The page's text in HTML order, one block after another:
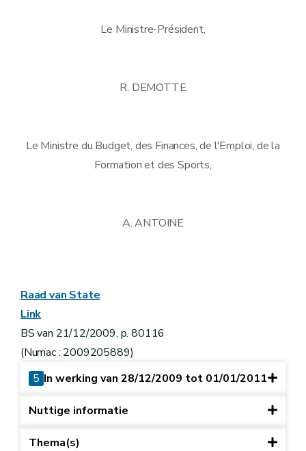
Le Ministre-Président,
R. DEMOTTE
Le Ministre du Budget, des Finances, de l'Emploi, de la
Formation et des Sports,
A. ANTOINE
Raad van State
Link
BS van 21/12/2009, p. 80116
(Numac : 2009205889)
5 In werking van 28/12/2009 tot 01/01/2011
Nuttige informatie
Thema(s)